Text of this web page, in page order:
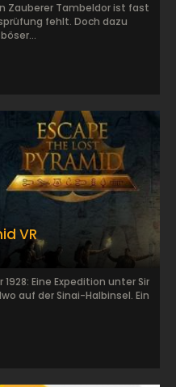
Zauberer Tambeldor ist fast
fehlt. Doch dazu
VR
Eine Expedition unter Sir
auf der Sinai-Halbinsel. Ein